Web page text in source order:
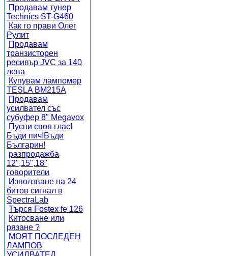
Продавам тунер
Technics ST-G460
Как го прави Олег
Рулит
Продавам
транзисторен
ресивър JVC за 140
лева
Купувам лампомер
TESLA BM215A
Продавам
усилвател със
субуфер 8" Megavox
Пусни своя глас!
Бъди пич!Бъди
Българин!
разпродажба
12",15",18"
говорители
Използване на 24
битов сигнал в
SpectraLab
Търся Fostex fe 126
Китосване или
рязане ?
МОЯТ ПОСЛЕДЕН
ЛАМПОВ